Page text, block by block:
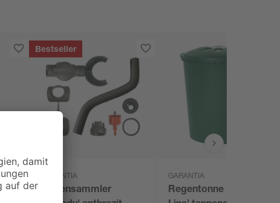
Bestseller
GARANTIA
Regensammler
GARANTIA
Regentonne 'Basic-